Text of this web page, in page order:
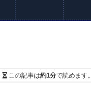
この記事は約1分で読めます。